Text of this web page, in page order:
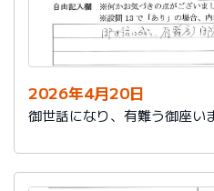
2026年4月20日
御世話になり、有難う御座い